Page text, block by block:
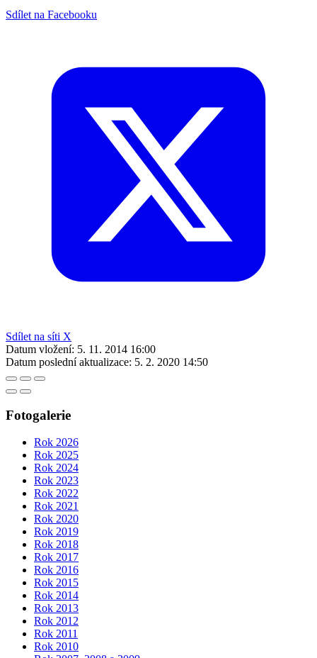
Sdílet na Facebooku
Sdílet na síti X
Datum vložení: 5. 11. 2014 16:00
Datum poslední aktualizace: 5. 2. 2020 14:50
Fotogalerie
Rok 2026
Rok 2025
Rok 2024
Rok 2023
Rok 2022
Rok 2021
Rok 2020
Rok 2019
Rok 2018
Rok 2017
Rok 2016
Rok 2015
Rok 2014
Rok 2013
Rok 2012
Rok 2011
Rok 2010